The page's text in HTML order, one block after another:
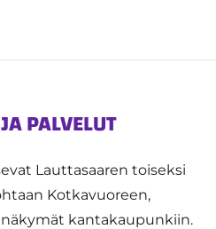
PALVELUT
Lauttasaaren toiseksi
Kotkavuoreen,
kantakaupunkiin.